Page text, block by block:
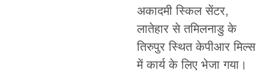
अकादमी स्किल सेंटर,
लातेहार से तमिलनाडु के
तिरुपुर स्थित केपीआर मिल्स
में कार्य के लिए भेजा गया।